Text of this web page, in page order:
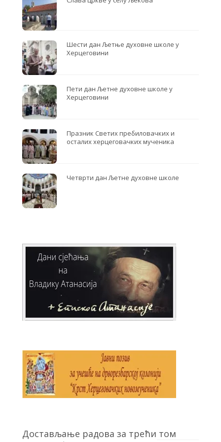
Шести дан Љетње духовне школе у
Херцеговини
Пети дан Љетне духовне школе у
Херцеговини
Празник Светих пребиловачких и
осталих херцеговачких мученика
Четврти дан Љетне духовне школе
Достављање радова за трећи том